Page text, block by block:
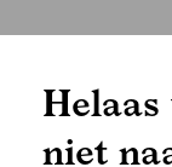
Helaas
niet